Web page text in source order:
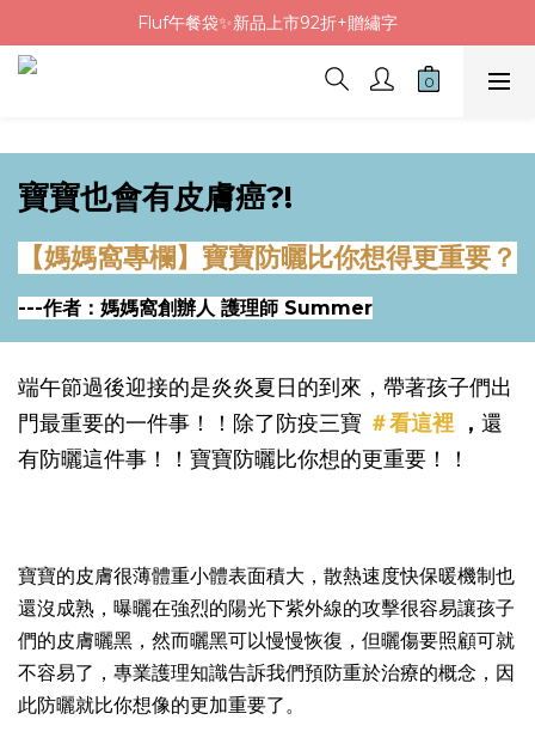
Fluf午餐袋✨新品上市92折+贈繡字
Fluf午餐袋✨新品上市92折+贈繡字
三色碗組上市🍚贈中英文姓名&【水果】雷雕
Fluf午餐袋✨新品上市92折+贈繡字
寶寶也會有皮膚癌?!
【媽媽窩專欄】寶寶防曬比你想得更重要？
---作者：媽媽窩創辦人 護理師 Summer
端午節過後迎接的是炎炎夏日的到來，帶著孩子們出
門最重要的一件事！！除了防疫三寶 ＃看這裡 ， 還
有防曬這件事！！寶寶防曬比你想的更重要！！
寶寶的皮膚很薄體重小體表面積大，散熱速度快保暖機制也
還沒成熟，曝曬在強烈的陽光下紫外線的攻擊很容易讓孩子
們的皮膚曬黑，然而曬黑可以慢慢恢復，但曬傷要照顧可就
不容易了，專業護理知識告訴我們預防重於治療的概念，因
此防曬就比你想像的更加重要了。